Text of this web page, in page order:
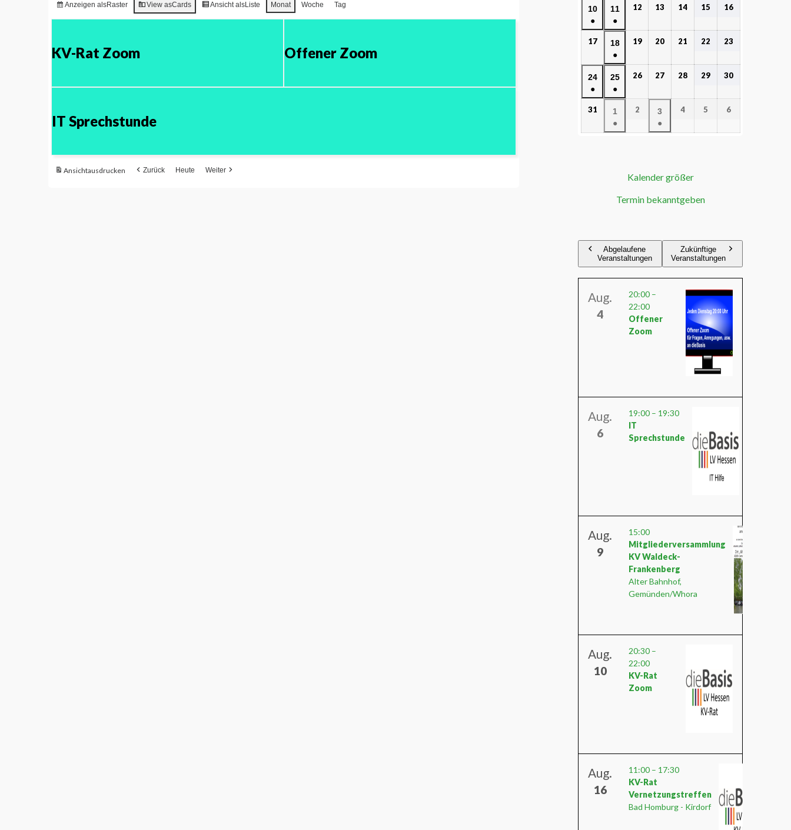
Anzeigen alsRaster View asCards Ansicht alsListe Monat Woche Tag
KV-Rat Zoom Offener Zoom
IT Sprechstunde
Ansichtausdrucken Zurück Heute Weiter
10
●
11
●
12 13 14 15 16
17
18
●
19 20 21 22 23
24
●
25
●
26 27 28 29 30
31
1
●
2
3
●
4 5 6
Kalender größer
Termin bekanntgeben
Abgelaufene
Veranstaltungen
Zukünftige
Veranstaltungen
Aug.
4
20:00 –
22:00
Offener
Zoom
Aug.
6
19:00 – 19:30
IT
Sprechstunde
Aug.
9
15:00
Mitgliederversammlung
KV Waldeck-
Frankenberg
Alter Bahnhof,
Gemünden/Whora
Aug.
10
20:30 –
22:00
KV-Rat
Zoom
Aug.
16
11:00 – 17:30
KV-Rat
Vernetzungstreffen
Bad Homburg - Kirdorf